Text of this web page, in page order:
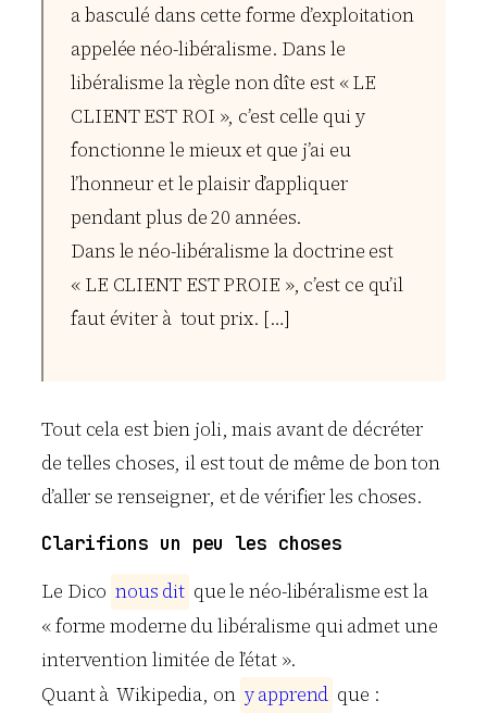
a basculé dans cette forme d’exploitation
appelée néo-libéralisme. Dans le
libéralisme la règle non dîte est « LE
CLIENT EST ROI », c’est celle qui y
fonctionne le mieux et que j’ai eu
l’honneur et le plaisir d’appliquer
pendant plus de 20 années.
Dans le néo-libéralisme la doctrine est
« LE CLIENT EST PROIE », c’est ce qu’il
faut éviter à tout prix. […]
Tout cela est bien joli, mais avant de décréter
de telles choses, il est tout de même de bon ton
d’aller se renseigner, et de vérifier les choses.
Clarifions un peu les choses
Le Dico nous dit que le néo-libéralisme est la
« forme moderne du libéralisme qui admet une
intervention limitée de l’état ».
Quant à Wikipedia, on yapprend que :